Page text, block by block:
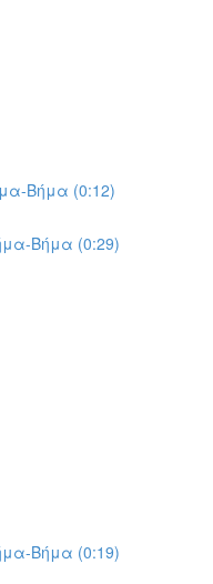
Βήμα (0:12)
Βήμα (0:29)
Βήμα (0:19)